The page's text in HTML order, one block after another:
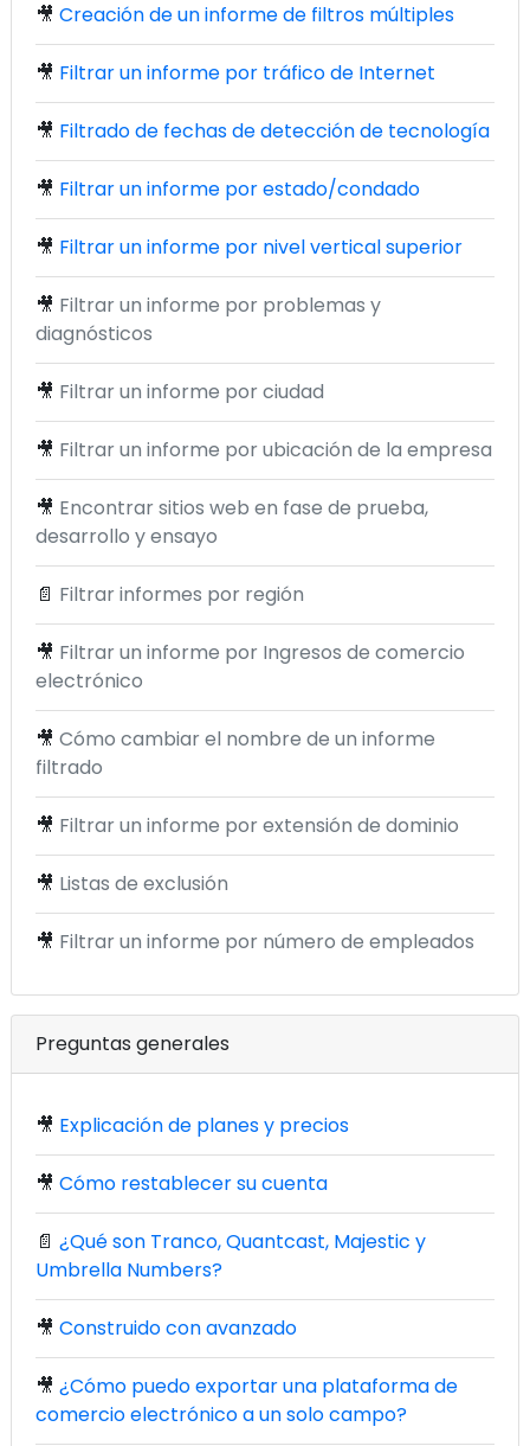
🎥 Creación de un informe de filtros múltiples
🎥 Filtrar un informe por tráfico de Internet
🎥 Filtrado de fechas de detección de tecnología
🎥 Filtrar un informe por estado/condado
🎥 Filtrar un informe por nivel vertical superior
🎥 Filtrar un informe por problemas y
diagnósticos
🎥 Filtrar un informe por ciudad
🎥 Filtrar un informe por ubicación de la empresa
🎥 Encontrar sitios web en fase de prueba,
desarrollo y ensayo
📄 Filtrar informes por región
🎥 Filtrar un informe por Ingresos de comercio
electrónico
🎥 Cómo cambiar el nombre de un informe
filtrado
🎥 Filtrar un informe por extensión de dominio
🎥 Listas de exclusión
🎥 Filtrar un informe por número de empleados
Preguntas generales
🎥 Explicación de planes y precios
🎥 Cómo restablecer su cuenta
📄 ¿Qué son Tranco, Quantcast, Majestic y
Umbrella Numbers?
🎥 Construido con avanzado
🎥 ¿Cómo puedo exportar una plataforma de
comercio electrónico a un solo campo?